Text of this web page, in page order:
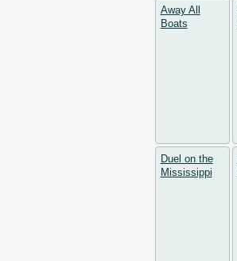
Away All
Boats
Duel on the
Mississippi